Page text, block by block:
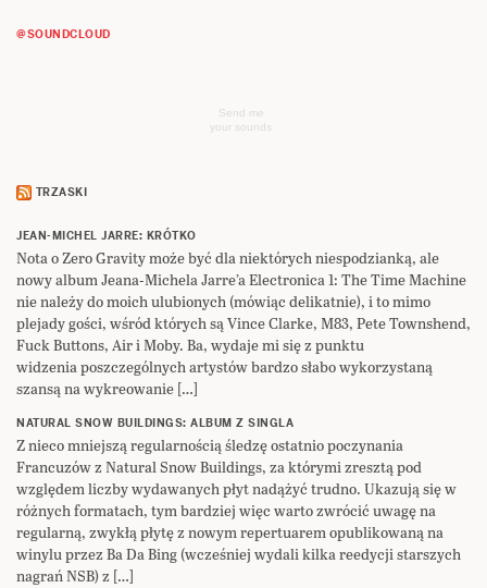
@SOUNDCLOUD
Send me
your sounds
TRZASKI
JEAN-MICHEL JARRE: KRÓTKO
Nota o Zero Gravity może być dla niektórych niespodzianką, ale
nowy album Jeana-Michela Jarre’a Electronica 1: The Time Machine
nie należy do moich ulubionych (mówiąc delikatnie), i to mimo
plejady gości, wśród których są Vince Clarke, M83, Pete Townshend,
Fuck Buttons, Air i Moby. Ba, wydaje mi się z punktu
widzenia poszczególnych artystów bardzo słabo wykorzystaną
szansą na wykreowanie […]
NATURAL SNOW BUILDINGS: ALBUM Z SINGLA
Z nieco mniejszą regularnością śledzę ostatnio poczynania
Francuzów z Natural Snow Buildings, za którymi zresztą pod
względem liczby wydawanych płyt nadążyć trudno. Ukazują się w
różnych formatach, tym bardziej więc warto zwrócić uwagę na
regularną, zwykłą płytę z nowym repertuarem opublikowaną na
winylu przez Ba Da Bing (wcześniej wydali kilka reedycji starszych
nagrań NSB) z […]